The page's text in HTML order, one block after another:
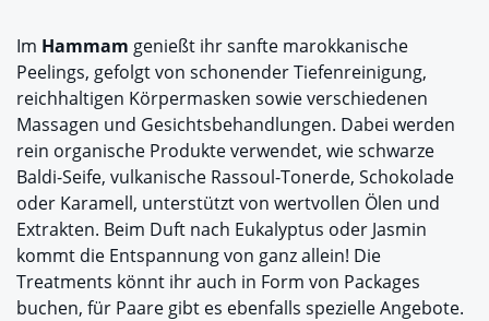
Im Hammam genießt ihr sanfte marokkanische
Peelings, gefolgt von schonender Tiefenreinigung,
reichhaltigen Körpermasken sowie verschiedenen
Massagen und Gesichtsbehandlungen. Dabei werden
rein organische Produkte verwendet, wie schwarze
Baldi-Seife, vulkanische Rassoul-Tonerde, Schokolade
oder Karamell, unterstützt von wertvollen Ölen und
Extrakten. Beim Duft nach Eukalyptus oder Jasmin
kommt die Entspannung von ganz allein! Die
Treatments könnt ihr auch in Form von Packages
buchen, für Paare gibt es ebenfalls spezielle Angebote.